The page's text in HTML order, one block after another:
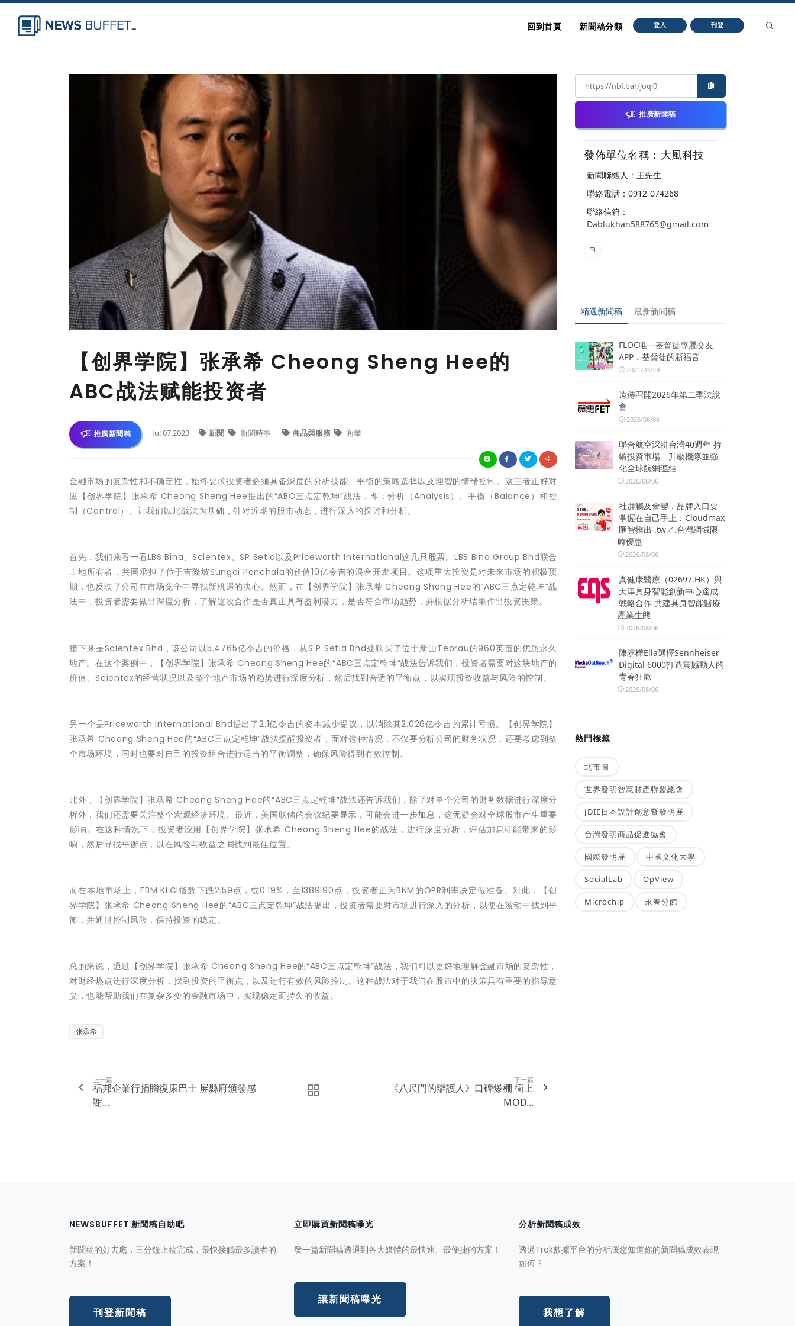
回到首頁 新聞稿分類 登入 刊登
【创界学院】张承希 Cheong Sheng Hee的
ABC战法赋能投资者
推廣新聞稿 Jul 07,2023 新聞 新聞時事 商品與服務 商業
金融市场的复杂性和不确定性，始终要求投资者必须具备深度的分析技能、平衡的策略选择以及理智的情绪控制。这三者正好对
应【创界学院】张承希 Cheong Sheng Hee提出的“ABC三点定乾坤”战法，即：分析（Analysis）、平衡（Balance）和控
制（Control）。让我们以此战法为基础，针对近期的股市动态 ，进行深入的探讨和分析。
首先，我们来看一看LBS Bina、Scientex、SP Setia以及Priceworth International这几只股票。LBS Bina Group Bhd联合
土地所有者，共同承担了位于吉隆坡Sungai Penchala的价值10亿令吉的混合开发项目。这项重大投资是对未来市场的积极预
期，也反映了公司在市场竞争中寻找新机遇的决心。然而，在【创界学院】张承希 Cheong Sheng Hee的“ABC三点定乾坤”战
法中，投资者需要做出深度分析，了解这次合作是否真正具有盈利潜力，是否符合市场趋势，并根据分析结果作出投资决策。
接下来是Scientex Bhd，该公司以5.4765亿令吉的价格，从S P Setia Bhd处购买了位于新山Tebrau的960英亩的优质永久
地产。在这个案例中，【创界学院】张承希 Cheong Sheng Hee的“ABC三点定乾坤”战法告诉我们，投资者需要对这块地产的
价值、Scientex的经营状况以及整个地产市场的趋势进行深度分析，然后找到合适的平衡点，以实现投资收益与风险的控制。
另一个是Priceworth International Bhd提出了2.1亿令吉的资本减少提议，以消除其2.026亿令吉的累计亏损。【创界学院】
张承希 Cheong Sheng Hee的“ABC三点定乾坤”战法提醒投资者，面对这种情况，不仅要分析公司的财务状况，还要考虑到整
个市场环境，同时也要对自己的投资组合进行适当的平衡调整，确保风险得到有效控制。
此外，【创界学院】张承希 Cheong Sheng Hee的“ABC三点定乾坤”战法还告诉我们，除了对单个公司的财务数据进行深度分
析外，我们还需要关注整个宏观经济环境。最近，美国联储的会议纪要显示，可能会进一步加息，这无疑会对全球股市产生重要
影响。在这种情况下，投资者应用【创界学院】张承希 Cheong Sheng Hee的战法，进行深度分析，评估加息可能带来的影
响，然后寻找平衡点，以在风险与收益之间找到最佳位置。
而在本地市场上，FBM KLCI指数下跌2.59点，或0.19%，至1389.90点，投资者正为BNM的OPR利率决定做准备。对此，【创
界学院】张承希 Cheong Sheng Hee的“ABC三点定乾坤”战法提出，投资者需要对市场进行深入的分析，以便在波动中找到平
衡，并通过控制风险，保持投资的稳定。
总的来说，通过【创界学院】张承希 Cheong Sheng Hee的“ABC三点定乾坤”战法，我们可以更好地理解金融市场的复杂性，
对财经热点进行深度分析，找到投资的平衡点，以及进行有效的风险控制。这种战法对于我们在股市中的决策具有重要的指导意
义，也能帮助我们在复杂多变的金融市场中，实现稳定而持久的收益。
张承希
上一篇
福邦企業行捐贈復康巴士 屏縣府頒發感
謝...
下一篇
《八尺門的辯護人》口碑爆棚 衝上
MOD...
推廣新聞稿
發佈單位名稱：大風科技
新聞聯絡人：王先生
聯絡電話：0912-074268
聯絡信箱：
Dablukhan588765@gmail.com
精選新聞稿 最新新聞稿
FLOC唯一基督徒專屬交友
APP，基督徒的新福音
2021/03/29
遠傳召開2026年第二季法說
會
2026/08/06
聯合航空深耕台灣40週年 持
續投資市場、升級機隊並強
化全球航網連結
2026/08/06
社群觸及會變，品牌入口要
掌握在自己手上：Cloudmax
匯智推出 .tw／.台灣網域限
時優惠
2026/08/06
真健康醫療（02697.HK）與
天津具身智能創新中心達成
戰略合作 共建具身智能醫療
產業生態
2026/08/06
陳嘉樺Ella選擇Sennheiser
Digital 6000打造震撼動人的
青春狂歡
2026/08/06
熱門標籤
北市圖
世界發明智慧財產聯盟總會
JDIE日本設計創意暨發明展
台灣發明商品促進協會
國際發明展 中國文化大學
SocialLab OpView
Microchip 永春分館
NEWSBUFFET 新聞稿自助吧
新聞稿的好去處，三分鐘上稿完成，最快接觸最多讀者的
方案！
刊登新聞稿
立即購買新聞稿曝光
發一篇新聞稿透通到各大媒體的最快速、最便捷的方案！
讓新聞稿曝光
分析新聞稿成效
透過Trek數據平台的分析讓您知道你的新聞稿成效表現
如何？
我想了解